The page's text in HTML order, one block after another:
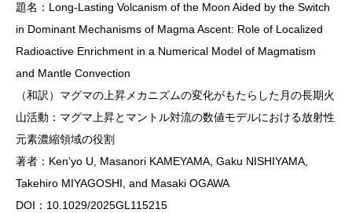
題名：Long-Lasting Volcanism of the Moon Aided by the Switch
in Dominant Mechanisms of Magma Ascent: Role of Localized
Radioactive Enrichment in a Numerical Model of Magmatism
and Mantle Convection
（和訳）マグマの上昇メカニズムの変化がもたらした月の長期火
山活動：マグマ上昇とマントル対流の数値モデルにおける放射性
元素濃縮領域の役割
著者：Ken’yo U, Masanori KAMEYAMA, Gaku NISHIYAMA,
Takehiro MIYAGOSHI, and Masaki OGAWA
DOI：10.1029/2025GL115215